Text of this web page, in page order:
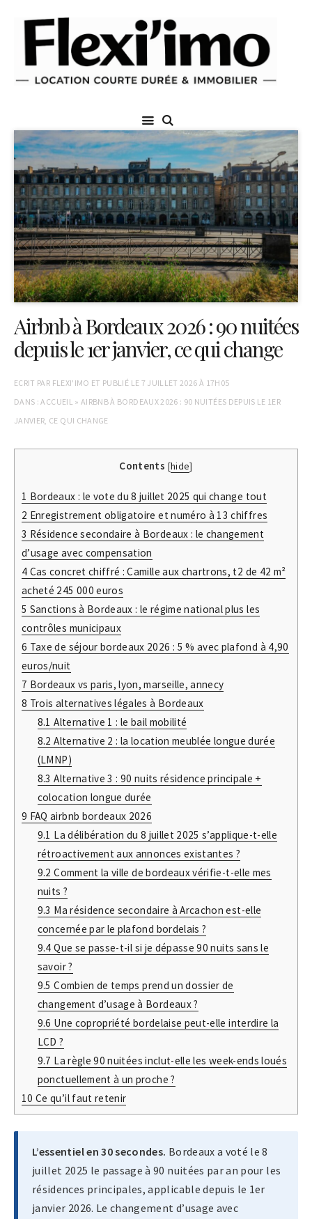
Airbnb à Bordeaux 2026 : 90 nuitées
depuis le 1er janvier, ce qui change
ECRIT PAR FLEXI'IMO ET PUBLIÉ LE 7 JUILLET 2026 À 17H05
DANS :ACCUEIL » AIRBNB À BORDEAUX 2026 : 90 NUITÉES DEPUIS LE 1ER
JANVIER, CE QUI CHANGE
Contents [hide]
1 Bordeaux : le vote du 8 juillet 2025 qui change tout
2 Enregistrement obligatoire et numéro à 13 chiffres
3 Résidence secondaire à Bordeaux : le changement
d’usage avec compensation
4 Cas concret chiffré : Camille aux chartrons, t2 de 42 m²
acheté 245 000 euros
5 Sanctions à Bordeaux : le régime national plus les
contrôles municipaux
6 Taxe de séjour bordeaux 2026 : 5 % avec plafond à 4,90
euros/nuit
7 Bordeaux vs paris, lyon, marseille, annecy
8 Trois alternatives légales à Bordeaux
8.1 Alternative 1 : le bail mobilité
8.2 Alternative 2 : la location meublée longue durée
(LMNP)
8.3 Alternative 3 : 90 nuits résidence principale +
colocation longue durée
9 FAQ airbnb bordeaux 2026
9.1 La délibération du 8 juillet 2025 s’applique-t-elle
rétroactivement aux annonces existantes ?
9.2 Comment la ville de bordeaux vérifie-t-elle mes
nuits ?
9.3 Ma résidence secondaire à Arcachon est-elle
concernée par le plafond bordelais ?
9.4 Que se passe-t-il si je dépasse 90 nuits sans le
savoir ?
9.5 Combien de temps prend un dossier de
changement d’usage à Bordeaux ?
9.6 Une copropriété bordelaise peut-elle interdire la
LCD ?
9.7 La règle 90 nuitées inclut-elle les week-ends loués
ponctuellement à un proche ?
10 Ce qu’il faut retenir
L’essentiel en 30 secondes. Bordeaux a voté le 8
juillet 2025 le passage à 90 nuitées par an pour les
résidences principales, applicable depuis le 1er
janvier 2026. Le changement d’usage avec